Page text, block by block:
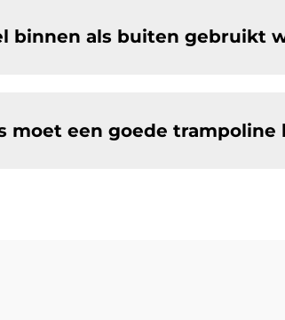
binnen als buiten gebruikt
moet een goede trampoline